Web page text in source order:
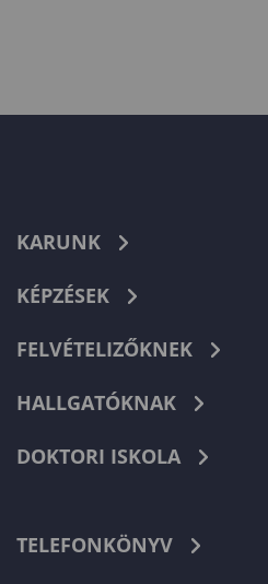
KARUNK
KÉPZÉSEK
FELVÉTELIZŐKNEK
HALLGATÓKNAK
DOKTORI ISKOLA
TELEFONKÖNYV